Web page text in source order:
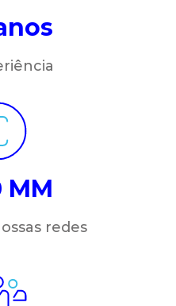
MM
redes